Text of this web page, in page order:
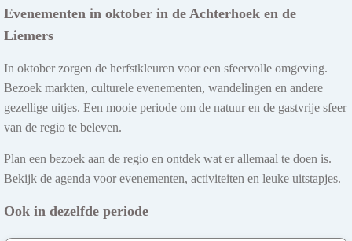
Evenementen in oktober in de Achterhoek en de
Liemers
In oktober zorgen de herfstkleuren voor een sfeervolle omgeving.
Bezoek markten, culturele evenementen, wandelingen en andere
gezellige uitjes. Een mooie periode om de natuur en de gastvrije sfeer
van de regio te beleven.
Plan een bezoek aan de regio en ontdek wat er allemaal te doen is.
Bekijk de agenda voor evenementen, activiteiten en leuke uitstapjes.
Ook in dezelfde periode